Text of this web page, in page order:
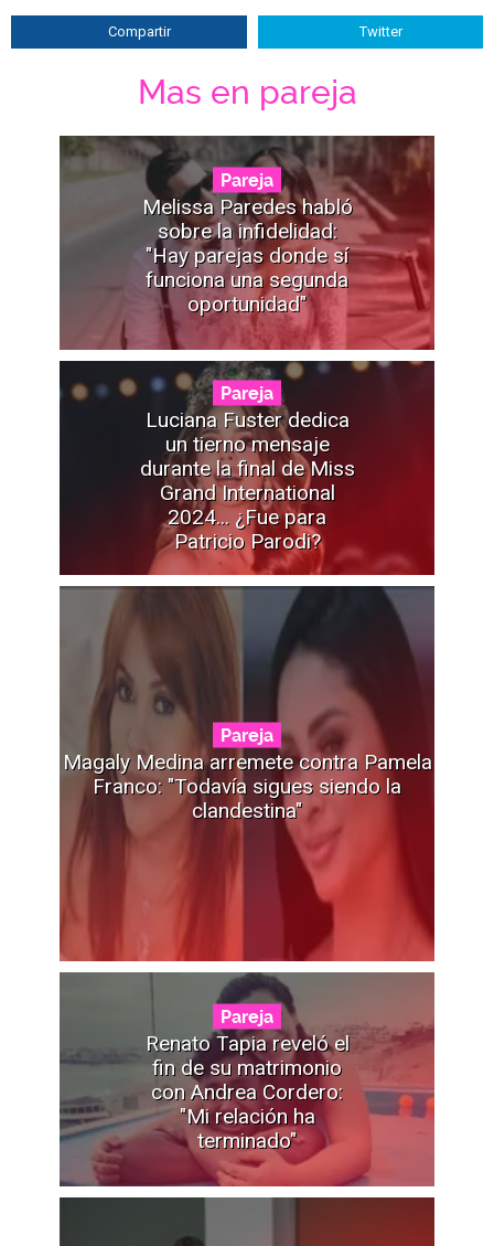
Compartir Twitter
Mas en pareja
Pareja
Melissa Paredes habló
sobre la infidelidad:
"Hay parejas donde sí
funciona una segunda
oportunidad"
Pareja
Luciana Fuster dedica
un tierno mensaje
durante la final de Miss
Grand International
2024... ¿Fue para
Patricio Parodi?
Pareja
Magaly Medina arremete contra Pamela
Franco: "Todavía sigues siendo la
clandestina"
Pareja
Renato Tapia reveló el
fin de su matrimonio
con Andrea Cordero:
"Mi relación ha
terminado"